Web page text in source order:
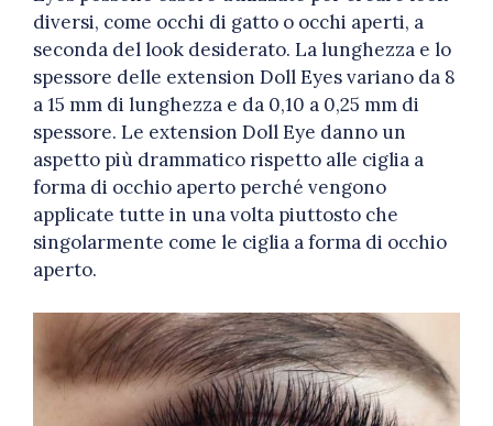
diversi, come occhi di gatto o occhi aperti, a
seconda del look desiderato. La lunghezza e lo
spessore delle extension Doll Eyes variano da 8
a 15 mm di lunghezza e da 0,10 a 0,25 mm di
spessore. Le extension Doll Eye danno un
aspetto più drammatico rispetto alle ciglia a
forma di occhio aperto perché vengono
applicate tutte in una volta piuttosto che
singolarmente come le ciglia a forma di occhio
aperto.